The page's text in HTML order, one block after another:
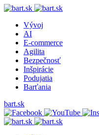
Vývoj
AI
E-commerce
Agilita
Bezpečnosť
Inšpirácie
Podujatia
Barťania
bart.sk